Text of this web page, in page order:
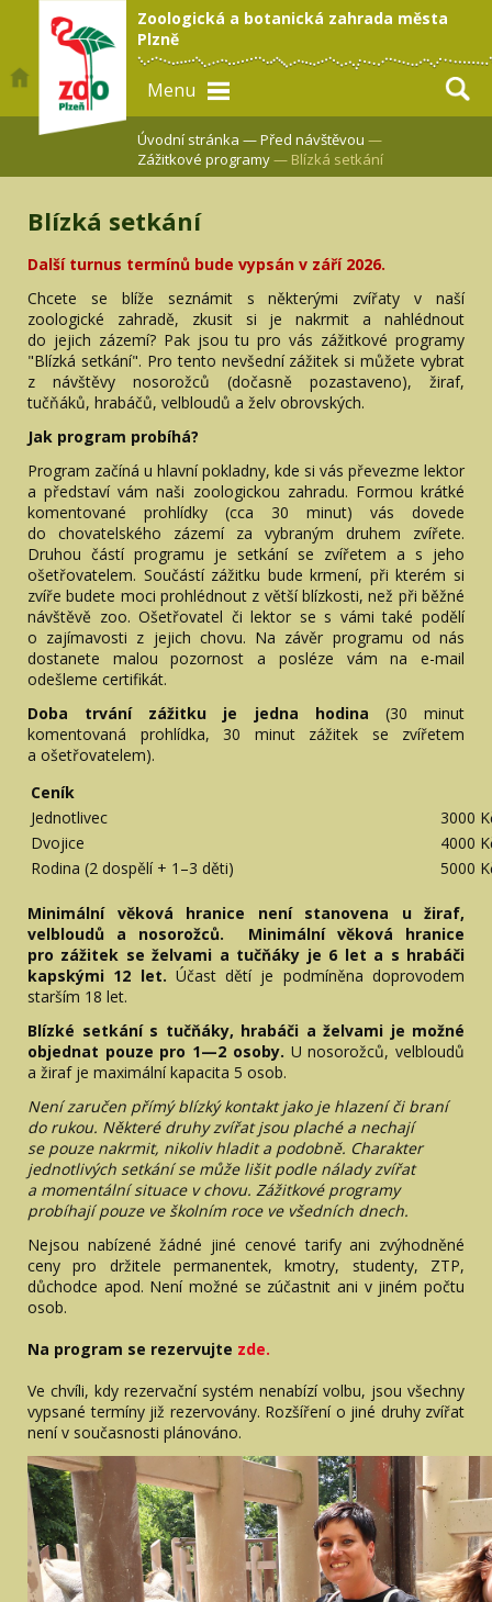
Zoologická a botanická zahrada města
Plzně
Menu
Úvodní stránka —Před návštěvou —
Zážitkové programy— Blízká setkání
Blízká setkání
Další turnus termínů bude vypsán v září 2026.
Chcete se blíže seznámit s některými zvířaty v naší
zoologické zahradě, zkusit si je nakrmit a nahlédnout
do jejich zázemí? Pak jsou tu pro vás zážitkové programy
"Blízká setkání". Pro tento nevšední zážitek si můžete vybrat
z návštěvy nosorožců (dočasně pozastaveno), žiraf,
tučňáků, hrabáčů, velbloudů a želv obrovských.
Jak program probíhá?
Program začíná u hlavní pokladny, kde si vás převezme lektor
a představí vám naši zoologickou zahradu. Formou krátké
komentované prohlídky (cca 30 minut) vás dovede
do chovatelského zázemí za vybraným druhem zvířete.
Druhou částí programu je setkání se zvířetem a s jeho
ošetřovatelem. Součástí zážitku bude krmení, při kterém si
zvíře budete moci prohlédnout z větší blízkosti, než při běžné
návštěvě zoo. Ošetřovatel či lektor se s vámi také podělí
o zajímavosti z jejich chovu. Na závěr programu od nás
dostanete malou pozornost a posléze vám na e-mail
odešleme certifikát.
Doba trvání zážitku je jedna hodina (30 minut
komentovaná prohlídka, 30 minut zážitek se zvířetem
a ošetřovatelem).
Ceník
Jednotlivec
3000
Dvojice
4000
Rodina (2 dospělí + 1–3 děti)
5000
Minimální věková hranice není stanovena u žiraf,
velbloudů a nosorožců. Minimální věková hranice
pro zážitek se želvami a tučňáky je 6 let a s hrabáči
kapskými 12 let. Účast dětí je podmíněna doprovodem
starším 18 let.
Blízké setkání s tučňáky, hrabáči a želvami je možné
objednat pouze pro 1—2 osoby. U nosorožců, velbloudů
a žiraf je maximální kapacita 5 osob.
Není zaručen přímý blízký kontakt jako je hlazení či braní
do rukou. Některé druhy zvířat jsou plaché a nechají
se pouze nakrmit, nikoliv hladit a podobně. Charakter
jednotlivých setkání se může lišit podle nálady zvířat
a momentální situace v chovu. Zážitkové programy
probíhají pouze ve školním roce ve všedních dnech.
Nejsou nabízené žádné jiné cenové tarify ani zvýhodněné
ceny pro držitele permanentek, kmotry, studenty, ZTP,
důchodce apod. Není možné se zúčastnit ani v jiném počtu
osob.
Na program se rezervujte zde.
Ve chvíli, kdy rezervační systém nenabízí volbu, jsou všechny
vypsané termíny již rezervovány. Rozšíření o jiné druhy zvířat
není v současnosti plánováno.